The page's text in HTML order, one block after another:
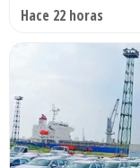
Hace 22 horas